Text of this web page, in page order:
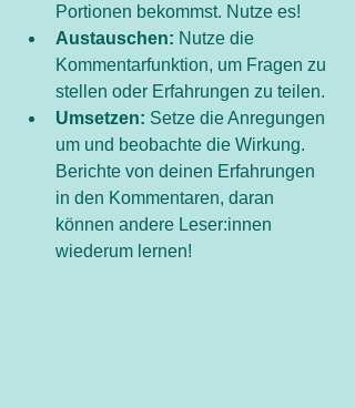
Portionen bekommst. Nutze es!
Austauschen: Nutze die
Kommentarfunktion, um Fragen zu
stellen oder Erfahrungen zu teilen.
Umsetzen: Setze die Anregungen
um und beobachte die Wirkung.
Berichte von deinen Erfahrungen
in den Kommentaren, daran
können andere Leser:innen
wiederum lernen!